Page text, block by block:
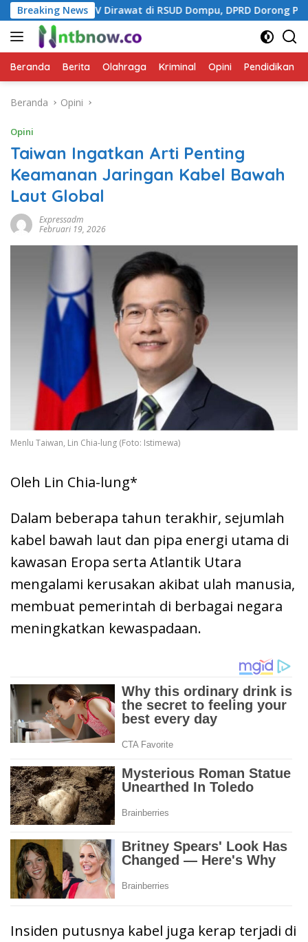
Langsung
ke
konten
Breaking News
di RSUD Dompu, DPRD Dorong Penanganan Terpadu
Beranda Berita Olahraga Kriminal Opini Pendidikan
Beranda Opini
Opini
Taiwan Ingatkan Arti Penting
Keamanan Jaringan Kabel Bawah
Laut Global
Expressadm
Februari 19, 2026
Menlu Taiwan, Lin Chia-lung (Foto: Istimewa)
Oleh Lin Chia-lung*
Dalam beberapa tahun terakhir, sejumlah
kabel bawah laut dan pipa energi utama di
kawasan Eropa serta Atlantik Utara
mengalami kerusakan akibat ulah manusia,
membuat pemerintah di berbagai negara
meningkatkan kewaspadaan.
Insiden putusnya kabel juga kerap terjadi di